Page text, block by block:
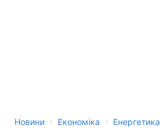
Новини › Економіка › Енергетика